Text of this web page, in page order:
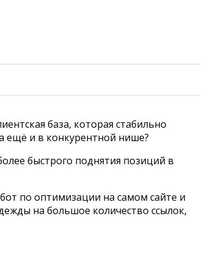
база, которая стабильно
ещё и в конкурентной нише?
быстрого поднятия позиций в
по оптимизации на самом сайте и
на большое количество ссылок,